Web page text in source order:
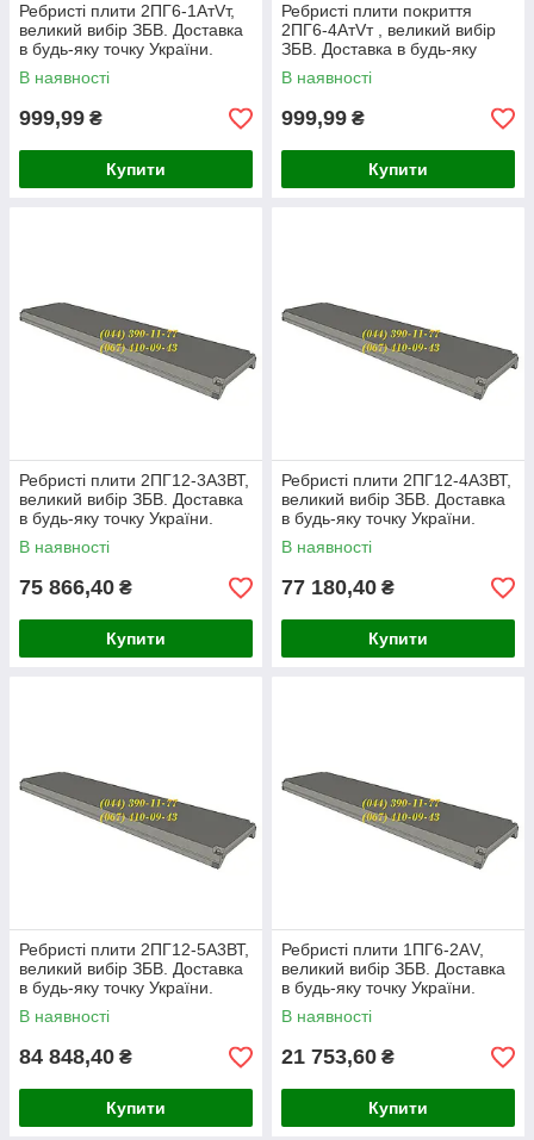
Ребристі плити 2ПГ6-1АтVт,
великий вибір ЗБВ. Доставка
в будь-яку точку України.
В наявності
999,99 ₴
Купити
Ребристі плити покриття
2ПГ6-4АтVт , великий вибір
ЗБВ. Доставка в будь-яку
точку України.
В наявності
999,99 ₴
Купити
Ребристі плити 2ПГ12-3А3ВТ,
великий вибір ЗБВ. Доставка
в будь-яку точку України.
В наявності
75 866,40 ₴
Купити
Ребристі плити 2ПГ12-4А3ВТ,
великий вибір ЗБВ. Доставка
в будь-яку точку України.
В наявності
77 180,40 ₴
Купити
Ребристі плити 2ПГ12-5А3ВТ,
великий вибір ЗБВ. Доставка
в будь-яку точку України.
В наявності
84 848,40 ₴
Купити
Ребристі плити 1ПГ6-2АV,
великий вибір ЗБВ. Доставка
в будь-яку точку України.
В наявності
21 753,60 ₴
Купити